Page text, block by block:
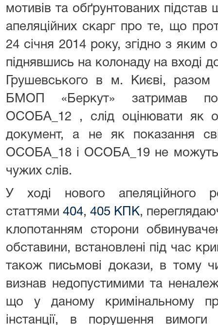
мотивів та обґрунтованих
апеляційних скарг про те, що
24 січня 2014 року, згідно з яким
піднявшись на колонаду на вході
Грушевського в м. Києві, разом
БМОП «Беркут» затримав
ОСОБА_12 , слід оцінювати як
документ, а не як показання
ОСОБА_18 і ОСОБА_19 не можуть
чужих слів.
У ході нового апеляційного
статтями 404, 405 КПК,
клопотанням сторони
обставини, встановлені під час
також письмові докази, в тому
визнав недопустимими та
що у даному кримінальному
інстанції, в порушення